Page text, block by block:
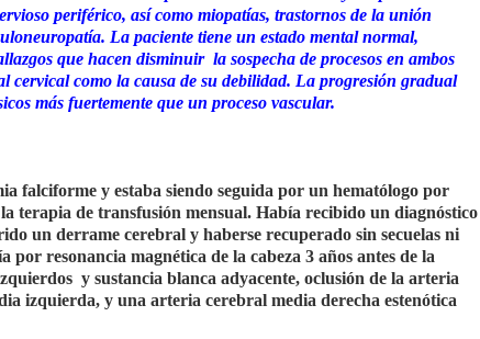
periférico, así como miopatías, trastornos de la unión
La paciente tiene un estado mental normal,
que hacen disminuir la sospecha de procesos en ambos
cervical como la causa de su debilidad. La progresión gradual
más fuertemente que un proceso vascular.
falciforme y estaba siendo seguida por un hematólogo por
terapia de transfusión mensual. Había recibido un diagnóstico
un derrame cerebral y haberse recuperado sin secuelas ni
resonancia magnética de la cabeza 3 años antes de la
y sustancia blanca adyacente, oclusión de la arteria
izquierda, y una arteria cerebral media derecha estenótica